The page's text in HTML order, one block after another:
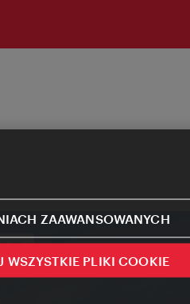
ZAAWANSOWANYCH
WSZYSTKIE PLIKI COOKIE